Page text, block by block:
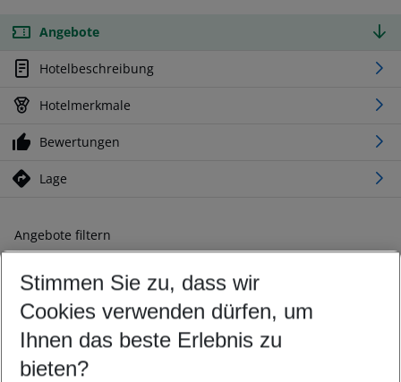
Angebote
Hotelbeschreibung
Hotelmerkmale
Bewertungen
Lage
Angebote filtern
Ändern Sie Ihre Kriterien nach Ihren Wünschen
Abflughafen wählen
Beliebiger Abflughafen
Reisezeitraum wählen
09.08.26– 07.08.27 5-8 Nächte
Stimmen Sie zu, dass wir
Cookies verwenden dürfen, um
Ihnen das beste Erlebnis zu
bieten?